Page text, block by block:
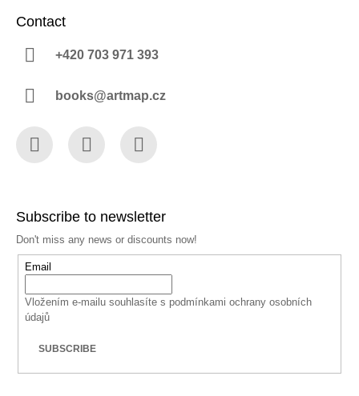
Contact
+420 703 971 393
books@artmap.cz
Subscribe to newsletter
Don't miss any news or discounts now!
Email
Vložením e-mailu souhlasíte s podmínkami ochrany osobních
údajů
SUBSCRIBE